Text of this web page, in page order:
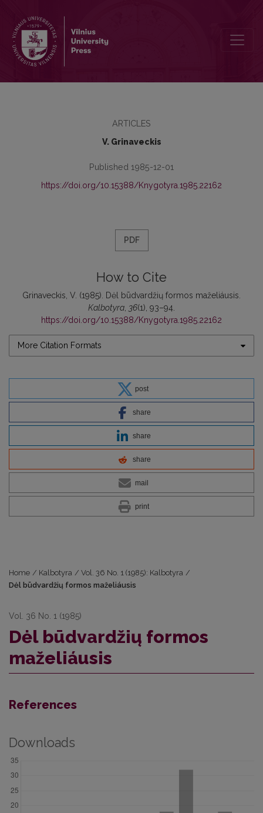
ARTICLES
V. Grinaveckis
Published 1985-12-01
https://doi.org/10.15388/Knygotyra.1985.22162
PDF
How to Cite
Grinaveckis, V. (1985). Dėl būdvardžių formos maželiáusis.
Kalbotyra 36(1), 93–94.
https://doi.org/10.15388/Knygotyra.1985.22162
More Citation Formats
post
share
share
share
mail
print
Home / Kalbotyra / Vol. 36 No. 1 (1985): Kalbotyra /
Dėl būdvardžių formos maželiáusis
Vol. 36 No. 1 (1985)
Dėl būdvardžių formos
maželiáusis
References
Downloads